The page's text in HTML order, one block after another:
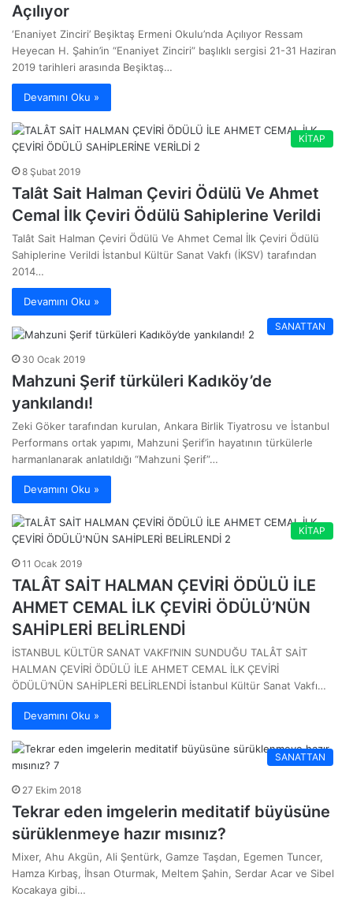
Açılıyor
‘Enaniyet Zinciri’ Beşiktaş Ermeni Okulu’nda Açılıyor Ressam
Heyecan H. Şahin’in “Enaniyet Zinciri” başlıklı sergisi 21-31 Haziran
2019 tarihleri arasında Beşiktaş…
Devamını Oku »
KİTAP
8 Şubat 2019
Talât Sait Halman Çeviri Ödülü Ve Ahmet
Cemal İlk Çeviri Ödülü Sahiplerine Verildi
Talât Sait Halman Çeviri Ödülü Ve Ahmet Cemal İlk Çeviri Ödülü
Sahiplerine Verildi İstanbul Kültür Sanat Vakfı (İKSV) tarafından
2014…
Devamını Oku »
SANATTAN
30 Ocak 2019
Mahzuni Şerif türküleri Kadıköy’de
yankılandı!
Zeki Göker tarafından kurulan, Ankara Birlik Tiyatrosu ve İstanbul
Performans ortak yapımı, Mahzuni Şerif’in hayatının türkülerle
harmanlanarak anlatıldığı “Mahzuni Şerif”…
Devamını Oku »
KİTAP
11 Ocak 2019
TALÂT SAİT HALMAN ÇEVİRİ ÖDÜLÜ İLE
AHMET CEMAL İLK ÇEVİRİ ÖDÜLÜ’NÜN
SAHİPLERİ BELİRLENDİ
İSTANBUL KÜLTÜR SANAT VAKFI’NIN SUNDUĞU TALÂT SAİT
HALMAN ÇEVİRİ ÖDÜLÜ İLE AHMET CEMAL İLK ÇEVİRİ
ÖDÜLÜ’NÜN SAHİPLERİ BELİRLENDİ İstanbul Kültür Sanat Vakfı…
Devamını Oku »
SANATTAN
27 Ekim 2018
Tekrar eden imgelerin meditatif büyüsüne
sürüklenmeye hazır mısınız?
Mixer, Ahu Akgün, Ali Şentürk, Gamze Taşdan, Egemen Tuncer,
Hamza Kırbaş, İhsan Oturmak, Meltem Şahin, Serdar Acar ve Sibel
Kocakaya gibi…